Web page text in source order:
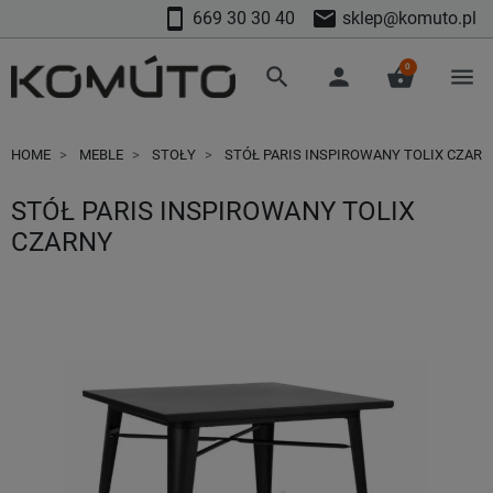
smartphone 669 30 30 40 mail sklep@komuto.pl
search person shopping_basket
0 menu
HOME MEBLE STOŁY STÓŁ PARIS INSPIROWANY TOLIX
STÓŁ PARIS INSPIROWANY TOLIX
CZARNY